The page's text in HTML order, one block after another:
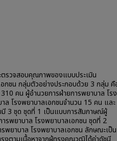
รวจสอบคุณภาพของแบบประเมิน
กชน กลุ่มตัวอย่างประกอบด้วย 3 กลุ่ม คื
คน ผู้อำนวยการฝ่ายการพยาบาล โรง
ล โรงพยาบาลเอกชนจำนวน 15 คน และ
3 ชุด ชุดที่ 1 เป็นแบบการสัมภาษณ์ผู้
รพยาบาล โรงพยาบาลเอกชน ชุดที่ 2
พยาบาล โรงพยาบาลเอกชน ลักษณะเป็น